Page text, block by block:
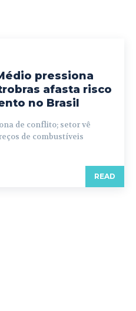
pressiona
afasta risco
no Brasil
de conflito; setor vê
de combustíveis
READ